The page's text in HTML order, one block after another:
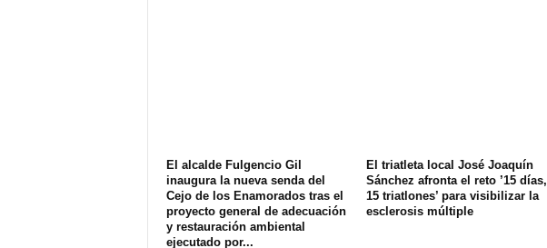
El alcalde Fulgencio Gil
inaugura la nueva senda del
Cejo de los Enamorados tras el
proyecto general de adecuación
y restauración ambiental
ejecutado por...
El triatleta local José Joaquín
Sánchez afronta el reto ’15 días,
15 triatlones’ para visibilizar la
esclerosis múltiple